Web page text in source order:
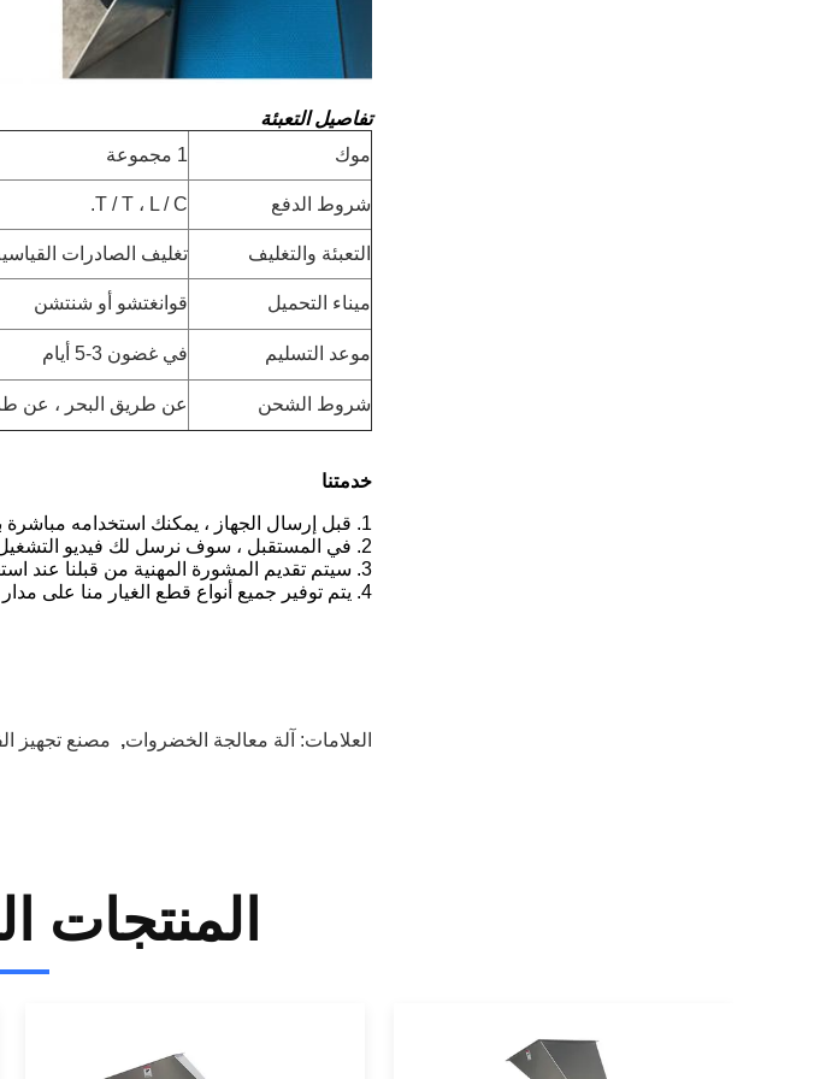
تفاصيل التعبئة
موك
1 مجموعة
شروط الدفع T / T ، L / C.
التعبئة والتغليف تغليف الصادرات
ميناء التحميل قوانغتشو أو شنتشن
موعد التسليم في غضون 3-5 أيام
شروط الشحن عن طريق البحر ، عن
خدمتنا
1. قبل إرسال الجهاز ، يمكنك استخدامه مباشرة بعد الاختبار والضبط
2. في المستقبل ، سوف نرسل لك فيديو التشغيل والتعليمات.
3. سيتم تقديم المشورة المهنية من قبلنا عند استخدامك في المستقبل.
4. يتم توفير جميع أنواع قطع الغيار منا على مدار السنة.
العلامات: آلة معالجة الخضروات, مصنع تجهيز
المنتجات